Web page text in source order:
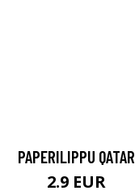
PAPERILIPPU QATAR
2.9 EUR